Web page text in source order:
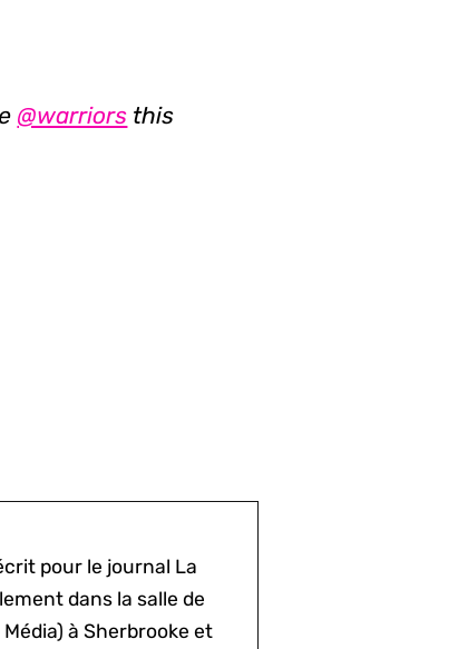
@warriors this
pour le journal La
dans la salle de
à Sherbrooke et